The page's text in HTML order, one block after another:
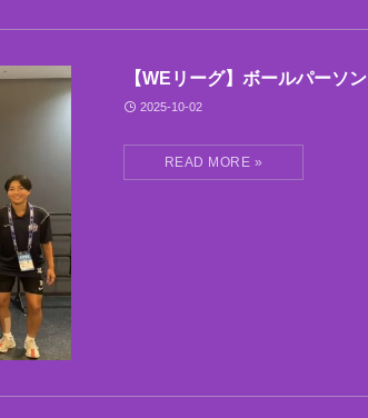
【WEリーグ】ボールパーソン
2025-10-02